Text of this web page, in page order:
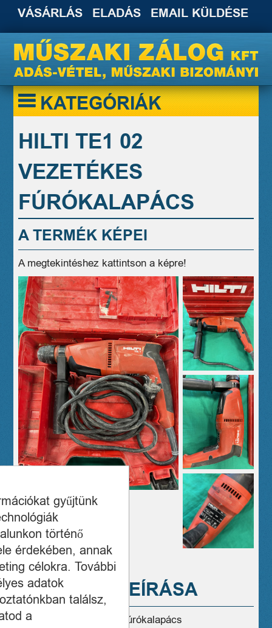
VÁSÁRLÁS ELADÁS EMAIL KÜLDÉSE
KATEGÓRIÁK
HILTI TE1 02
VEZETÉKES
FÚRÓKALAPÁCS
A TERMÉK KÉPEI
A megtekintéshez kattintson a képre!
A TERMÉK LEÍRÁSA
Hilti TE1 02 vezetékes fúrókalapács
gyűjtünk
történő
érdekében, annak
célokra. További
adatok
találsz,
a